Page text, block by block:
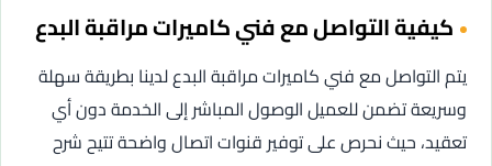
كيفية التواصل مع فني كاميرات مراقبة البدع
يتم التواصل مع فني كاميرات مراقبة البدع لدينا بطريقة سهلة
وسريعة تضمن للعميل الوصول المباشر إلى الخدمة دون أي
تعقيد، حيث نحرص على توفير قنوات اتصال واضحة تتيح شرح